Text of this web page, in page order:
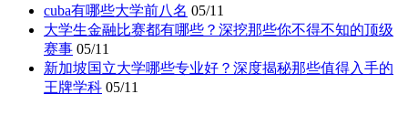
cuba有哪些大学前八名 05/11
大学生金融比赛都有哪些？深挖那些你不得不知的顶级
赛事 05/11
新加坡国立大学哪些专业好？深度揭秘那些值得入手的
王牌学科 05/11